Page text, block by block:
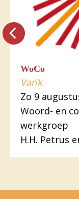
WoCo
Varik
Zo 9
Woord- en
werkgroep
H.H. Petrus